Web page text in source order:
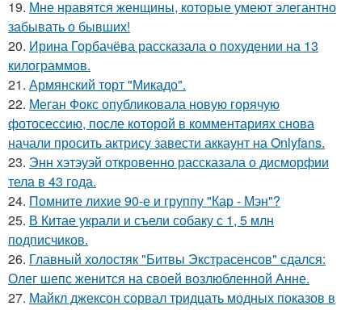
19. Мне нравятся женщины, которые умеют элегантно
забывать о бывших!
20. Ирина Горбачёва рассказала о похудении на 13
килограммов.
21. Армянский торт "Микадо".
22. Меган Фокс опубликовала новую горячую
фотосессию, после которой в комментариях снова
начали просить актрису завести аккаунт на Onlyfans.
23. Энн хэтэуэй откровенно рассказала о дисморфии
тела в 43 года.
24. Помните лихие 90-е и группу "Кар - Мэн"?
25. В Китае украли и съели собаку с 1, 5 млн
подписчиков.
26. Главный холостяк "Битвы Экстрасенсов" сдался:
Олег шепс женится на своей возлюбленной Анне.
27. Майкл джексон сорвал тридцать модных показов в